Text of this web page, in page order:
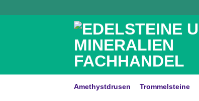
Amethystdrusen Trommelsteine